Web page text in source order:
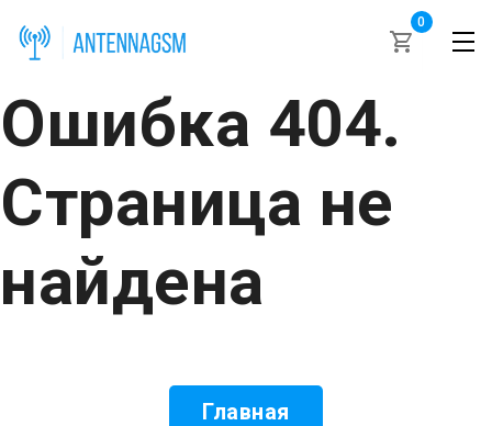
0
Ошибка 404.
Страница не
найдена
Главная